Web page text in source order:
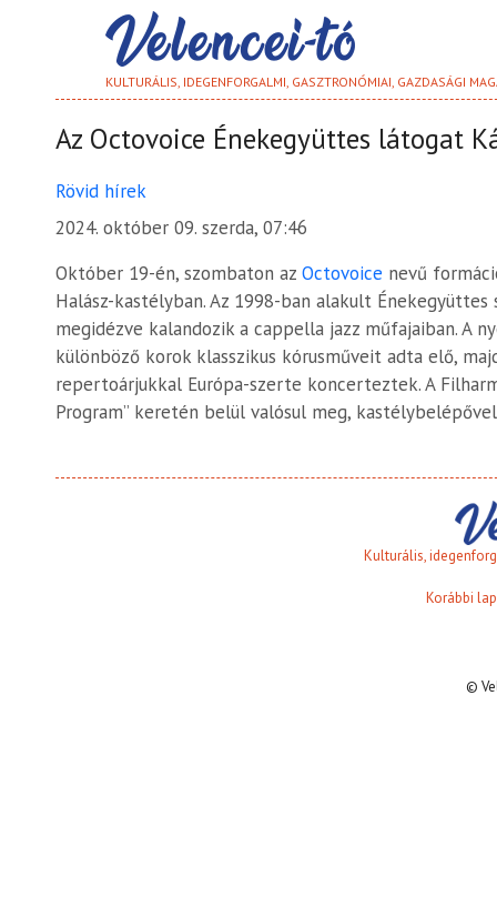
KULTURÁLIS, IDEGENFORGALMI, GASZTRONÓMIAI, GAZDASÁGI
Az Octovoice Énekegyüttes látogat
Rövid hírek
2024. október 09. szerda, 07:46
Október 19-én, szombaton az Octovoice nevű
Halász-kastélyban. Az 1998-ban alakult
megidézve kalandozik a cappella jazz műfajaiban. A
különböző korok klasszikus kórusműveit adta elő,
repertoárjukkal Európa-szerte koncerteztek. A
Program” keretén belül valósul meg,
Kulturális,
Korábbi
©